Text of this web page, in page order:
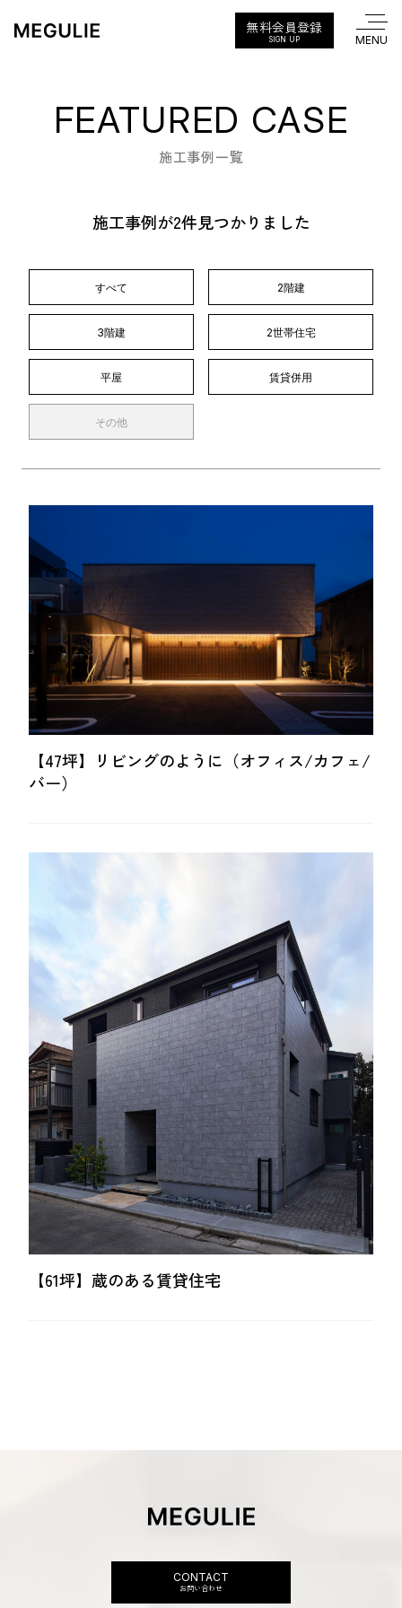
ログイン
無料会員登録
SIGN UP
FEATURED CASE
施工事例一覧
施工事例が2件見つかりました
すべて 2階建
3階建 2世帯住宅
平屋 賃貸併用
その他
【47坪】リビングのように（オフィス/カフェ/
バー）
【61坪】蔵のある賃貸住宅
CONTACT
お問い合わせ